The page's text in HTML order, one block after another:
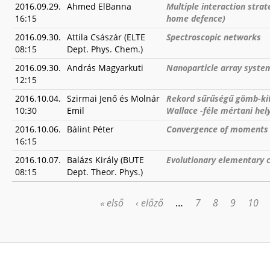
2016.09.29.
16:15
Ahmed ElBanna
Multiple interaction
home defence)
2016.09.30.
08:15
Attila Császár (ELTE
Dept. Phys. Chem.)
Spectroscopic networks
2016.09.30.
12:15
András Magyarkuti Nanoparticle array
2016.10.04.
10:30
Szirmai Jenő és Molnár
Emil
Rekord sűrűségű gömb-
Wallace -féle mértani
2016.10.06.
16:15
Bálint Péter Convergence of
2016.10.07.
08:15
Balázs Király (BUTE
Dept. Theor. Phys.)
Evolutionary elementary
« első ‹ előző … 7 8 9 10